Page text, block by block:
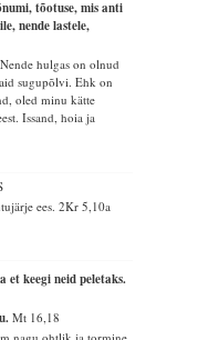
tõotuse, mis anti
nende lastele,
hulgas on olnud
sugupõlvi. Ehk on
oled minu kätte
Issand, hoia ja
ees.2Kr 5,10a
et keegi neid peletaks.
Mt 16,18